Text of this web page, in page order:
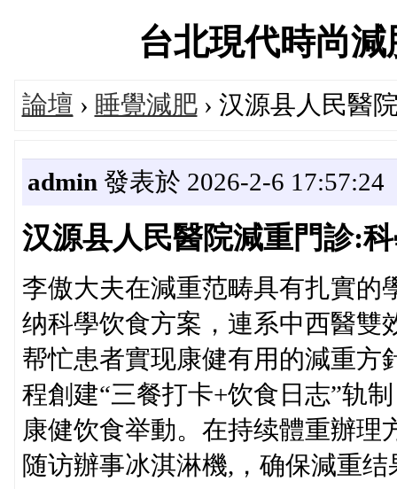
台北現代時尚
論壇 › 睡覺減肥› 汉源县人民醫
admin 發表於 2026-2-6 17:57:24
汉源县人民醫院減重門診:
李傲大夫在減重范畴具有扎實的
纳科學饮食方案，連系中西醫雙
帮忙患者實现康健有用的減重方
程創建“三餐打卡+饮食日志”轨
康健饮食举動。在持续體重辦理
随访辦事冰淇淋機,，确保減重